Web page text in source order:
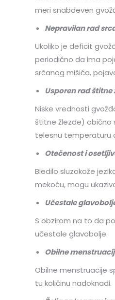
meri snabdeven
Nepravilan rad
Ukoliko je deficit
periodično da ima
srčanog mišića,
Usporen rad štitne
Niske vrednosti
štitne žlezde) obično
telesnu temperaturu
Otečenost i
Bledilo sluzokože
mekoću, mogu
Učestale
S obzirom na to da
učestale glavobolje.
Obilne
Obilne menstruacije
tu količinu nadoknadi.